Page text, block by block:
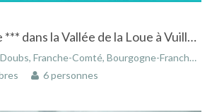
Gîte de caractère *** dans la Vallée de la Loue à Vuillafans en Franche-Comté
Franche-Comté, Bourgogne-Franche-Comté, France
6 personnes